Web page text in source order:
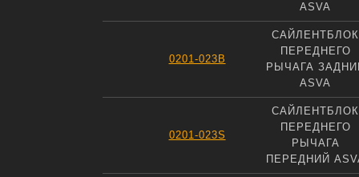
ASVA
0201-023B
САЙЛЕНТБЛОК
ПЕРЕДНЕГО
РЫЧАГА
ASVA
0201-023S
САЙЛЕНТБЛОК
ПЕРЕДНЕГО
РЫЧАГА
ПЕРЕДНИЙ